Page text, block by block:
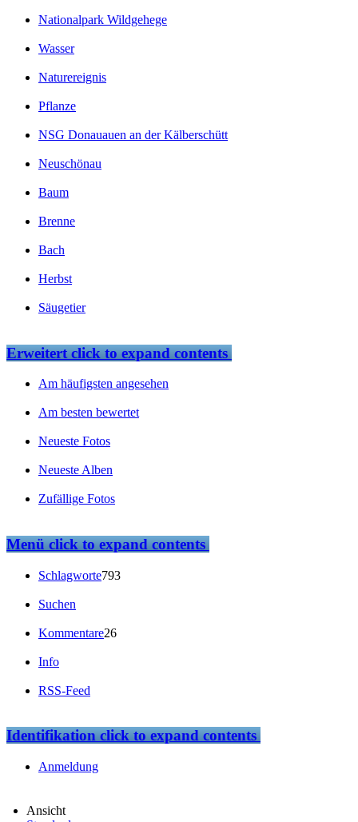
Nationalpark Wildgehege
Wasser
Naturereignis
Pflanze
NSG Donauauen an der Kälberschütt
Neuschönau
Baum
Brenne
Bach
Herbst
Säugetier
Erweitertclick to expand contents
Am häufigsten angesehen
Am besten bewertet
Neueste Fotos
Neueste Alben
Zufällige Fotos
Menüclick to expand contents
Schlagworte793
Suchen
Kommentare26
Info
RSS-Feed
Identifikationclick to expand contents
Anmeldung
Ansicht